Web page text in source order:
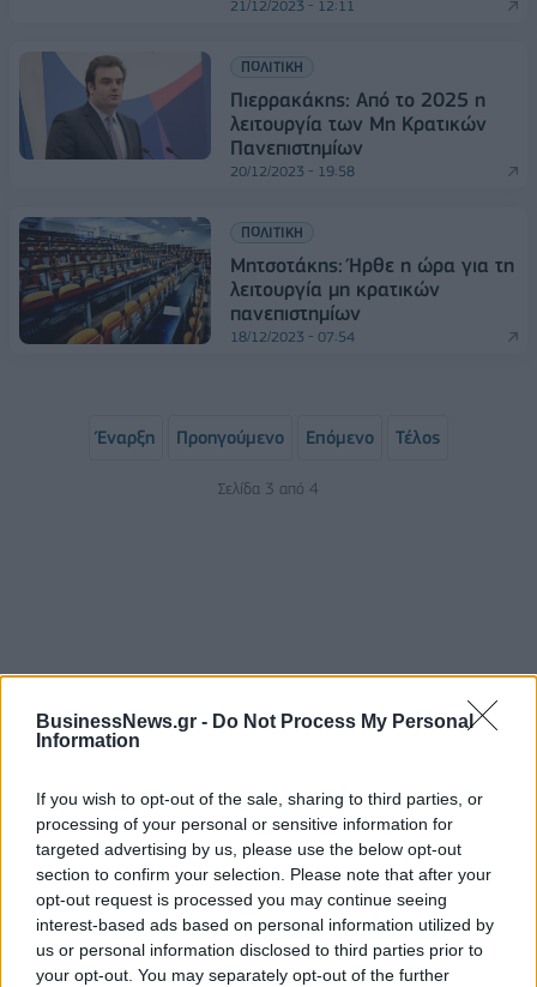
BusinessNews.gr - Do Not Process My Personal
Information
If you wish to opt-out of the sale, sharing to third parties, or
processing of your personal or sensitive information for
targeted advertising by us, please use the below opt-out
section to confirm your selection. Please note that after your
opt-out request is processed you may continue seeing
interest-based ads based on personal information utilized by
us or personal information disclosed to third parties prior to
your opt-out. You may separately opt-out of the further
21/12/2023 - 12:11
ΠΟΛΙΤΙΚΗ
Πιερρακάκης: Από το 2025 η
λειτουργία των Μη Κρατικών
Πανεπιστημίων
20/12/2023 - 19:58
ΠΟΛΙΤΙΚΗ
Μητσοτάκης: Ήρθε η ώρα για τη
λειτουργία μη κρατικών
πανεπιστημίων
18/12/2023 - 07:54
Έναρξη Προηγούμενο Επόμενο Τέλος
Σελίδα 3 από 4
Χρηματιστήριο: Πτώση κατά 0,59%, στα 320,42
εκατ. ευρώ ο τζίρος
06/08/2026 - 18:10 ΟΙΚΟΝΟΜΙΑ
ΟΠΕΚΑ: Αύριο η δεύτερη πληρωμή των δικαιούχων